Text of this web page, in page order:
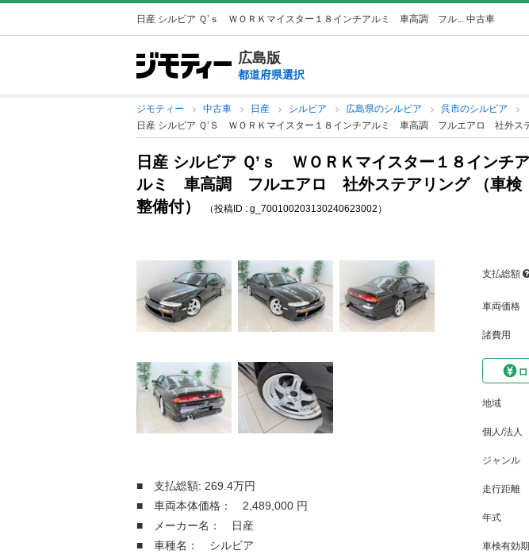
日産 シルビア Ｑ’ｓ ＷＯＲＫマイスター１８インチアルミ 車高調 フル... 中古車
広島版
都道府県選択
ジモティー 中古車 日産 シルビア 広島県のシルビア
呉市のシルビア
日産 シルビア Ｑ’Ｓ ＷＯＲＫマイスター１８インチアルミ 車高調 フルエアロ 社外ステ
日産 シルビア Ｑ’ｓ ＷＯＲＫマイスター１８インチア
ルミ 車高調 フルエアロ 社外ステアリング （車検
整備付）
（投稿ID : g_700100203130240623002）
■ 支払総額: 269.4万円
■ 車両本体価格： 2,489,000 円
■ メーカー名： 日産
■ 車種名： シルビア
支払総額
車両価格
諸費用
地域
個人/法人
ジャンル
走行距離
年式
車検有効